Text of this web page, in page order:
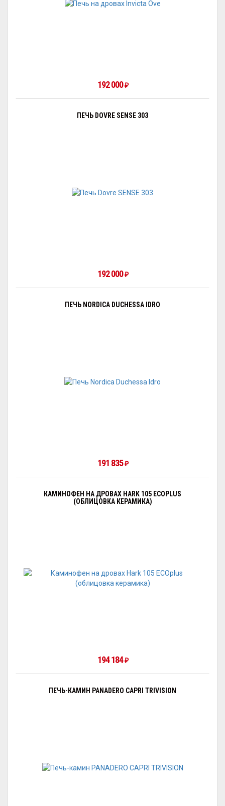
192 000₽
ПЕЧЬ DOVRE SENSE 303
192 000₽
ПЕЧЬ NORDICA DUCHESSA IDRO
191 835₽
КАМИНОФЕН НА ДРОВАХ HARK 105 ECOPLUS
(ОБЛИЦОВКА КЕРАМИКА)
194 184₽
ПЕЧЬ-КАМИН PANADERO CAPRI TRIVISION